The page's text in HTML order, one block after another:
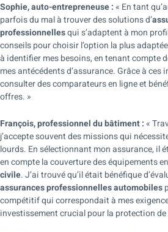
Sophie, auto-entrepreneuse :« En tant
parfois du mal à trouver des solutions d’
professionnellesqui s’adaptent à mon
conseils pour choisir l’option la plus
à identifier mes besoins, en tenant compte
mes antécédents d’assurance. Grâce à ces
consulter des comparateurs en ligne et
offres. »
François, professionnel du bâtiment :«
j’accepte souvent des missions qui
lourds. En sélectionnant mon assurance, il
en compte la couverture des équipements
civile. J’ai trouvé qu’il était bénéfique
assurances professionnelles automobiles
compétitif qui correspondait à mes
investissement crucial pour la protection